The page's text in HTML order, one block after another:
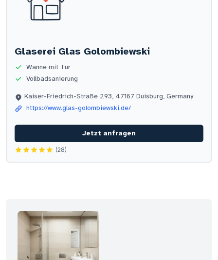
Glaserei Glas Golombiewski
Wanne mit Tür
Vollbadsanierung
Kaiser-Friedrich-Straße 293, 47167 Duisburg, Germany
https://www.glas-golombiewski.de/
Jetzt anfragen
(28)